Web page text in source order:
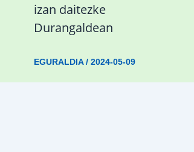
izan daitezke
Durangaldean
EGURALDIA/2024-05-09